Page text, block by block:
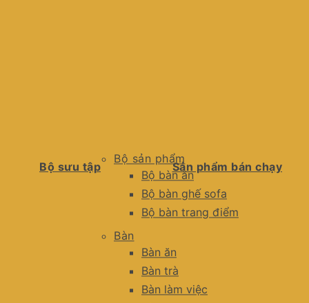
Bộ sản phẩm
Bộ bàn ăn
Bộ bàn ghế sofa
Bộ bàn trang điểm
Bàn
Bàn ăn
Bàn trà
Bàn làm việc
Bộ sưu tập Sản phẩm bán chạy